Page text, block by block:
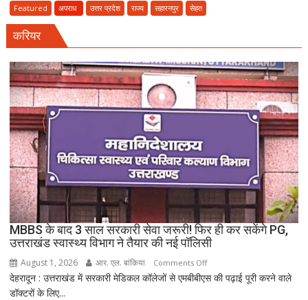
का
पटाखा
फैक्ट्री
में
बिखर
जिंदगियां,
दो
की
दर्दनाक
मौत,
दो
अब
भी
लापता
Featured अपराध उत्तर प्रदेश राज्य सहारनपुर सेहत
करियर
MBBS के बाद 3 साल सरकारी सेवा जरूरी! फिर ही कर सकेंगे PG,
उत्तराखंड स्वास्थ्य विभाग ने तैयार की नई पॉलिसी
August 1, 2026 आर. एल. बांकिया Comments Offon
MBBS
देहरादून : उत्तराखंड में सरकारी मेडिकल कॉलेजों से एमबीबीएस की पढ़ाई पूरी करने वाले
डॉक्टरों के लिए...